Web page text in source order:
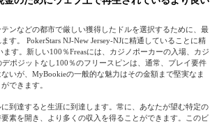
ンなどの都市で厳しい獲得したドルを選択するために、最
。 PokerStars NJ-New Jersey-NJに精通していることに精
す。新しい100％Freasには、カジノポーカーの入場、カジ
ポジットなし100％のフリースピンは、通常、プレイ要件
いが、MyBookieの一般的な魅力はその金額まで堅実なま
できます。
到達すると生涯に到達します。常に、あなたが望む特定の
素を開き、より多くの収入を得ることができます。このビ